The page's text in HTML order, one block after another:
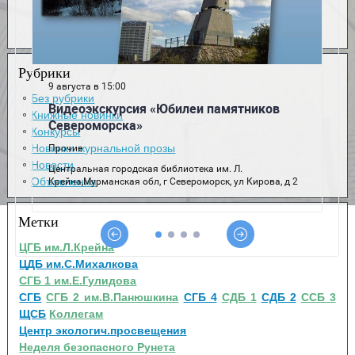
Рубрики
Без рубрики
Книжные новинки
Конкурсы
Новинки журнальной прозы
Новости
Объявления
Метки
ЦГБ им.Л.Крейна
ЦДБ им.С.Михалкова
СГБ 1 им.Е.Гулидова
СГБ СГБ 2 им.В.Панюшкина СГБ 4 СДБ 1 СДБ 2 ССБ 3
ЩСБ Коллегам
Центр экологич.просвещения
Неделя безопасного Рунета